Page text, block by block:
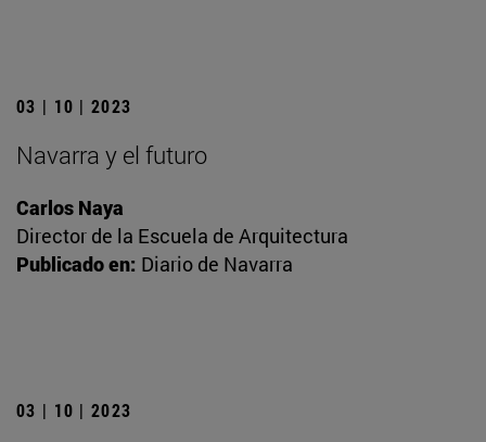
03 | 10 | 2023
Navarra y el futuro
Carlos Naya
Director de la Escuela de Arquitectura
Publicado en: Diario de Navarra
03 | 10 | 2023